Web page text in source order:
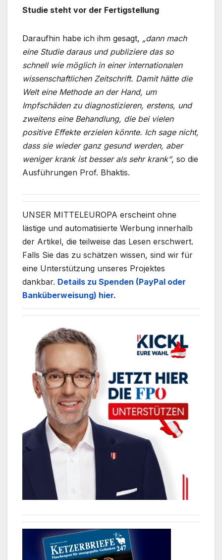
Studie steht vor der Fertigstellung
Daraufhin habe ich ihm gesagt, „dann mach
eine Studie daraus und publiziere das so
schnell wie möglich in einer internationalen
wissenschaftlichen Zeitschrift. Damit hätte die
Welt eine Methode an der Hand, um
Impfschäden zu diagnostizieren, erstens, und
zweitens eine Behandlung, die bei vielen
positive Effekte erzielen könnte. Ich sage nicht,
dass sie wieder ganz gesund werden, aber
weniger krank ist besser als sehr krank“, so die
Ausführungen Prof. Bhaktis.
UNSER MITTELEUROPA erscheint ohne
lästige und automatisierte Werbung innerhalb
der Artikel, die teilweise das Lesen erschwert.
Falls Sie das zu schätzen wissen, sind wir für
eine Unterstützung unseres Projektes
dankbar. Details zu Spenden (PayPal oder
Banküberweisung) hier.